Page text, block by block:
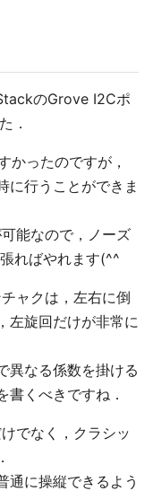
のGrove I2Cポ
．
かったのですが，
に行うことができま
能なので，ノーズ
ればやれます(^^
ャクは，左右に倒
左旋回だけが非常に
異なる係数を掛ける
書くべきですね．
でなく，クラシッ
通に操縦できるよう